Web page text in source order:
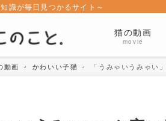
識が毎日見つかるサイト～
猫の動画
movie
動画 かわいい子猫 「うみゃいうみゃい